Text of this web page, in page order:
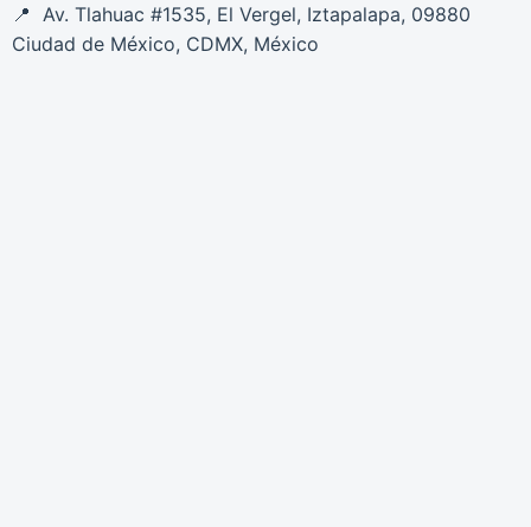
Av. Tlahuac #1535, El Vergel, Iztapalapa, 09880
Ciudad de México, CDMX, México